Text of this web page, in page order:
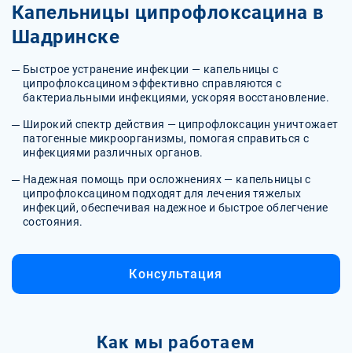
Капельницы ципрофлоксацина в
Шадринске
Быстрое устранение инфекции — капельницы с
ципрофлоксацином эффективно справляются с
бактериальными инфекциями, ускоряя восстановление.
Широкий спектр действия — ципрофлоксацин уничтожает
патогенные микроорганизмы, помогая справиться с
инфекциями различных органов.
Надежная помощь при осложнениях — капельницы с
ципрофлоксацином подходят для лечения тяжелых
инфекций, обеспечивая надежное и быстрое облегчение
состояния.
Консультация
Как мы работаем